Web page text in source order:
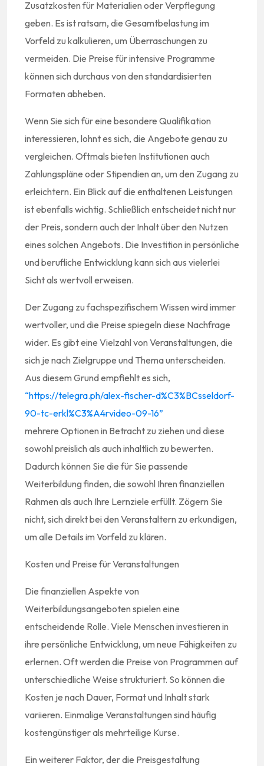
Zusatzkosten für Materialien oder Verpflegung
geben. Es ist ratsam, die Gesamtbelastung im
Vorfeld zu kalkulieren, um Überraschungen zu
vermeiden. Die Preise für intensive Programme
können sich durchaus von den standardisierten
Formaten abheben.
Wenn Sie sich für eine besondere Qualifikation
interessieren, lohnt es sich, die Angebote genau zu
vergleichen. Oftmals bieten Institutionen auch
Zahlungspläne oder Stipendien an, um den Zugang zu
erleichtern. Ein Blick auf die enthaltenen Leistungen
ist ebenfalls wichtig. Schließlich entscheidet nicht nur
der Preis, sondern auch der Inhalt über den Nutzen
eines solchen Angebots. Die Investition in persönliche
und berufliche Entwicklung kann sich aus vielerlei
Sicht als wertvoll erweisen.
Der Zugang zu fachspezifischem Wissen wird immer
wertvoller, und die Preise spiegeln diese Nachfrage
wider. Es gibt eine Vielzahl von Veranstaltungen, die
sich je nach Zielgruppe und Thema unterscheiden.
Aus diesem Grund empfiehlt es sich,
“https://telegra.ph/alex-fischer-d%C3%BCsseldorf-
90-tc-erkl%C3%A4rvideo-09-16”
mehrere Optionen in Betracht zu ziehen und diese
sowohl preislich als auch inhaltlich zu bewerten.
Dadurch können Sie die für Sie passende
Weiterbildung finden, die sowohl Ihren finanziellen
Rahmen als auch Ihre Lernziele erfüllt. Zögern Sie
nicht, sich direkt bei den Veranstaltern zu erkundigen,
um alle Details im Vorfeld zu klären.
Kosten und Preise für Veranstaltungen
Die finanziellen Aspekte von
Weiterbildungsangeboten spielen eine
entscheidende Rolle. Viele Menschen investieren in
ihre persönliche Entwicklung, um neue Fähigkeiten zu
erlernen. Oft werden die Preise von Programmen auf
unterschiedliche Weise strukturiert. So können die
Kosten je nach Dauer, Format und Inhalt stark
variieren. Einmalige Veranstaltungen sind häufig
kostengünstiger als mehrteilige Kurse.
Ein weiterer Faktor, der die Preisgestaltung